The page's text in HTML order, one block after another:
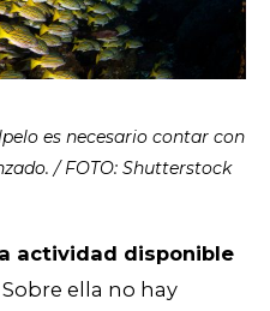
es necesario contar con
/ FOTO: Shutterstock
actividad disponible
Sobre ella no hay